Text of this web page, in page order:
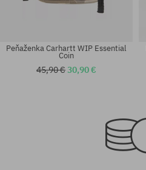
Peňaženka Carhartt WIP Essential
Coin
45,90 €30,90 €